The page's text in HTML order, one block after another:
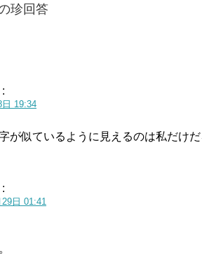
珍回答
日 19:34
が似ているように見えるのは私だけ
日 01:41